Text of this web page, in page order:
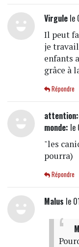
Virgulele
Il peut
je
enfants
grâce à
Répondre
monde: le
"les
pourra)
Répondre
Malus le